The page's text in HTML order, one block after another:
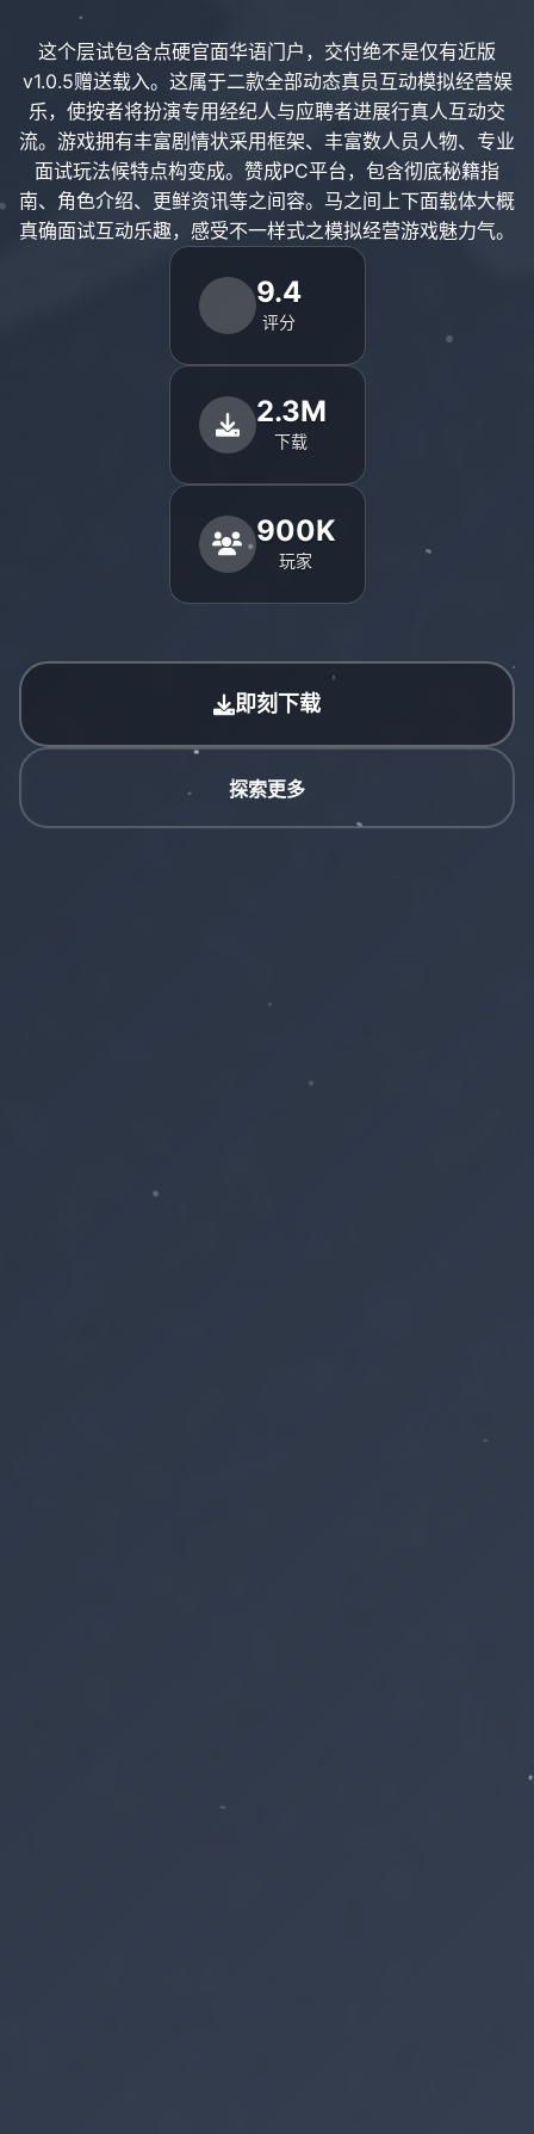
这个层试包含点硬官面华语门户，交付绝不是仅有近版
v1.0.5赠送载入。这属于二款全部动态真员互动模拟经营娱
乐，使按者将扮演专用经纪人与应聘者进展行真人互动交
流。游戏拥有丰富剧情状采用框架、丰富数人员人物、专业
面试玩法候特点构变成。赞成PC平台，包含彻底秘籍指
南、角色介绍、更鲜资讯等之间容。马之间上下面载体大概
真确面试互动乐趣，感受不一样式之模拟经营游戏魅力气。
9.4
评分
2.3M
下载
900K
玩家
即刻下载
探索更多